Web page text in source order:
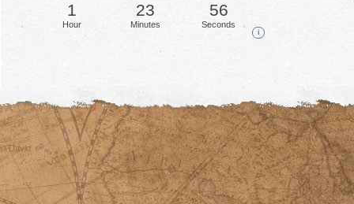
1
Hour
24
Minutes
0
Seconds
i
© David